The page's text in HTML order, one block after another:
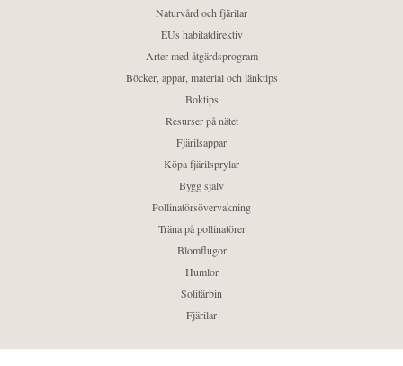
Naturvård och fjärilar
EUs habitatdirektiv
Arter med åtgärdsprogram
Böcker, appar, material och länktips
Boktips
Resurser på nätet
Fjärilsappar
Köpa fjärilsprylar
Bygg själv
Pollinatörsövervakning
Träna på pollinatörer
Blomflugor
Humlor
Solitärbin
Fjärilar